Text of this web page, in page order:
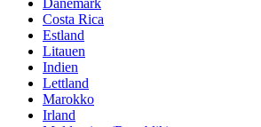
Dänemark
Costa Rica
Estland
Litauen
Indien
Lettland
Marokko
Irland